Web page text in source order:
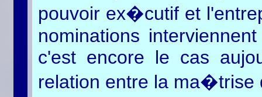
pouvoir ex�cutif et
nominations
c'est encore le cas
relation entre la